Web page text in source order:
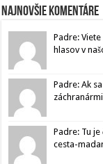
Najnovšie komentáre
Padre:
hlasov v
Padre: Ak
Padre: Tu
cesta-